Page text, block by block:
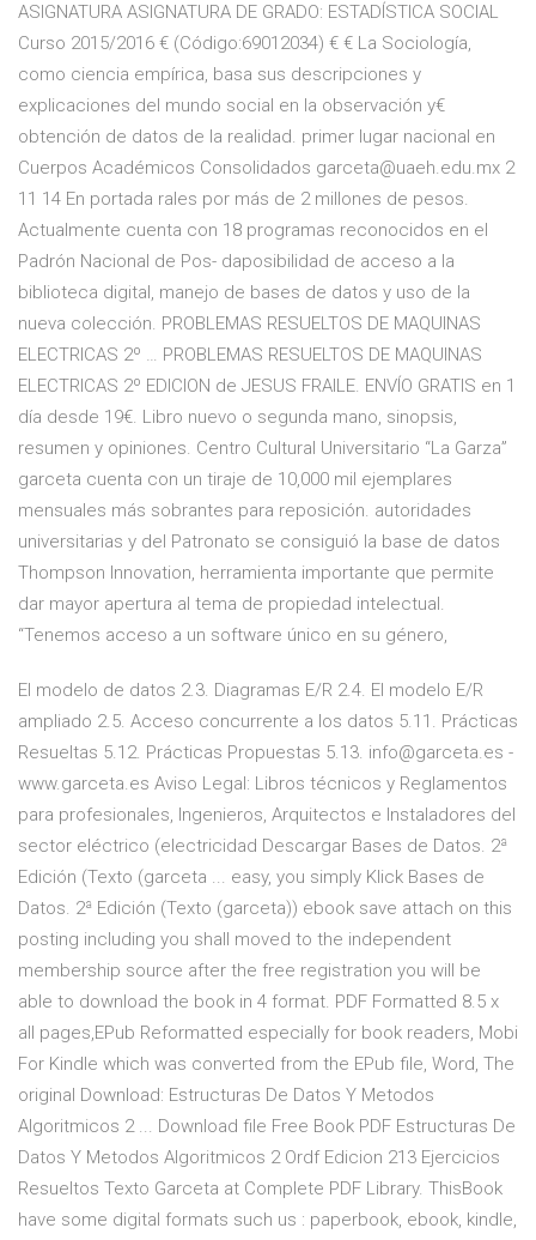
ASIGNATURA ASIGNATURA DE GRADO: ESTADÍSTICA SOCIAL
Curso 2015/2016 € (Código:69012034) € € La Sociología,
como ciencia empírica, basa sus descripciones y
explicaciones del mundo social en la observación y€
obtención de datos de la realidad. primer lugar nacional en
Cuerpos Académicos Consolidados garceta@uaeh.edu.mx 2
11 14 En portada rales por más de 2 millones de pesos.
Actualmente cuenta con 18 programas reconocidos en el
Padrón Nacional de Pos- daposibilidad de acceso a la
biblioteca digital, manejo de bases de datos y uso de la
nueva colección. PROBLEMAS RESUELTOS DE MAQUINAS
ELECTRICAS 2º … PROBLEMAS RESUELTOS DE MAQUINAS
ELECTRICAS 2º EDICION de JESUS FRAILE. ENVÍO GRATIS en 1
día desde 19€. Libro nuevo o segunda mano, sinopsis,
resumen y opiniones. Centro Cultural Universitario “La Garza”
garceta cuenta con un tiraje de 10,000 mil ejemplares
mensuales más sobrantes para reposición. autoridades
universitarias y del Patronato se consiguió la base de datos
Thompson Innovation, herramienta importante que permite
dar mayor apertura al tema de propiedad intelectual.
“Tenemos acceso a un software único en su género,
El modelo de datos 2.3. Diagramas E/R 2.4. El modelo E/R
ampliado 2.5. Acceso concurrente a los datos 5.11. Prácticas
Resueltas 5.12. Prácticas Propuestas 5.13. info@garceta.es -
www.garceta.es Aviso Legal: Libros técnicos y Reglamentos
para profesionales, Ingenieros, Arquitectos e Instaladores del
sector eléctrico (electricidad Descargar Bases de Datos. 2ª
Edición (Texto (garceta ... easy, you simply Klick Bases de
Datos. 2ª Edición (Texto (garceta)) ebook save attach on this
posting including you shall moved to the independent
membership source after the free registration you will be
able to download the book in 4 format. PDF Formatted 8.5 x
all pages,EPub Reformatted especially for book readers, Mobi
For Kindle which was converted from the EPub file, Word, The
original Download: Estructuras De Datos Y Metodos
Algoritmicos 2 ... Download file Free Book PDF Estructuras De
Datos Y Metodos Algoritmicos 2 Ordf Edicion 213 Ejercicios
Resueltos Texto Garceta at Complete PDF Library. ThisBook
have some digital formats such us : paperbook, ebook, kindle,